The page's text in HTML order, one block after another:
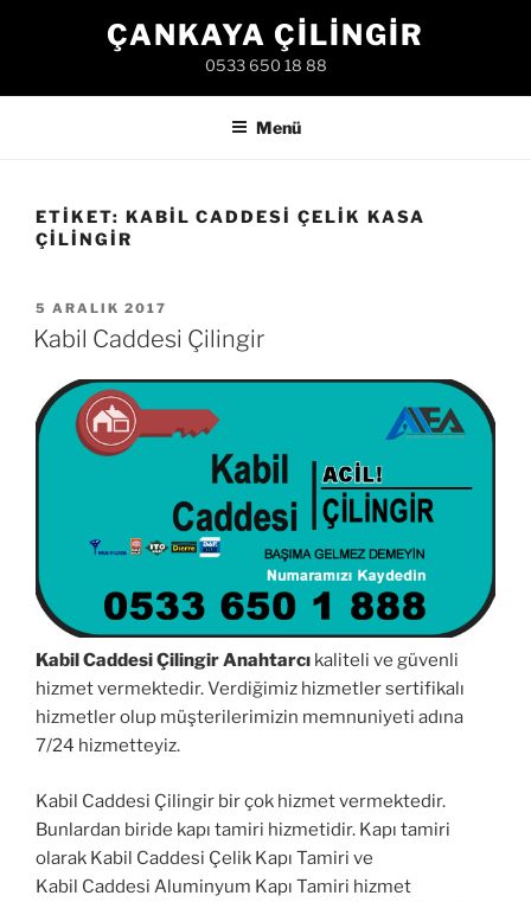
ÇANKAYA ÇILINGIR
0533 650 18 88
Menü
ETIKET: KABIL CADDESI ÇELIK KASA
ÇILINGIR
YAYIM
TARIHI
5 ARALIK 2017
Kabil Caddesi Çilingir
Kabil Caddesi Çilingir Anahtarcı kaliteli ve güvenli
hizmet vermektedir. Verdiğimiz hizmetler sertifikalı
hizmetler olup müşterilerimizin memnuniyeti adına
7/24 hizmetteyiz.
Kabil Caddesi Çilingir bir çok hizmet vermektedir.
Bunlardan biride kapı tamiri hizmetidir. Kapı tamiri
olarak Kabil Caddesi Çelik Kapı Tamiri ve
Kabil Caddesi Aluminyum Kapı Tamiri hizmet